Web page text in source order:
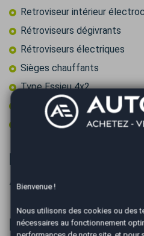
Retroviseur intérieur
Rétroviseurs dégivrants
Rétroviseurs électriques
Sièges chauffants
Type Essieu 4x2
Volant cuir
Volant multifonctions
Informations
⚠️ FRAIS D'AGENCE 299 EUROS
Financer
Bienvenue !
Nous utilisons des cookies ou des
nécessaires au fonctionnement